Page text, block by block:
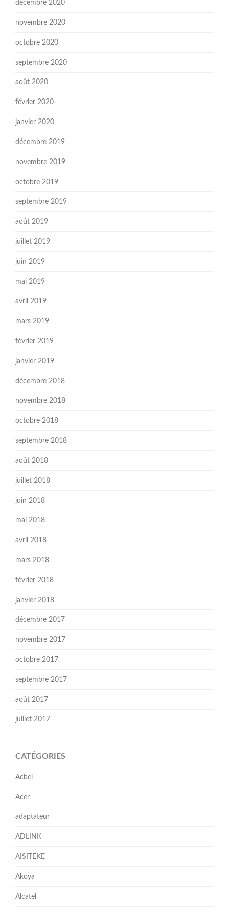
décembre 2020
novembre 2020
octobre 2020
septembre 2020
août 2020
février 2020
janvier 2020
décembre 2019
novembre 2019
octobre 2019
septembre 2019
août 2019
juillet 2019
juin 2019
mai 2019
avril 2019
mars 2019
février 2019
janvier 2019
décembre 2018
novembre 2018
octobre 2018
septembre 2018
août 2018
juillet 2018
juin 2018
mai 2018
avril 2018
mars 2018
février 2018
janvier 2018
décembre 2017
novembre 2017
octobre 2017
septembre 2017
août 2017
juillet 2017
CATÉGORIES
Acbel
Acer
adaptateur
ADLINK
AISITEKE
Akoya
Alcatel